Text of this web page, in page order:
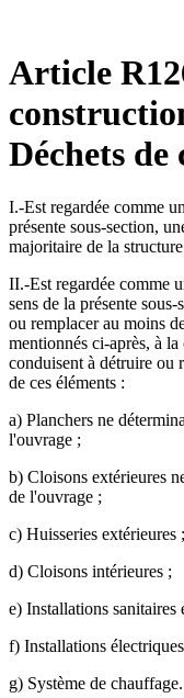
Article
Déchets
I.-Est regardée comme
présente sous-section,
majoritaire de la
II.-Est regardée comme
sens de la présente
ou remplacer au moins
mentionnés ci-après, à
conduisent à détruire ou
de ces éléments :
a) Planchers ne
l'ouvrage ;
b) Cloisons extérieures
de l'ouvrage ;
c) Huisseries extérieures ;
d) Cloisons intérieures ;
e) Installations sanitaires
f) Installations
g) Système de chauffage.